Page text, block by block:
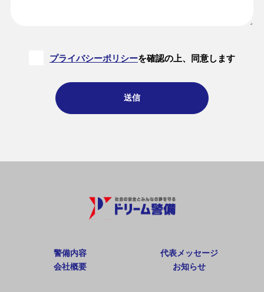
プライバシーポリシーを確認の上、同意します
警備内容
代表メッセージ
会社概要
お知らせ